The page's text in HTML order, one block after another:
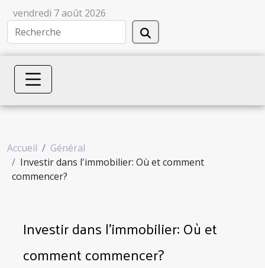
vendredi 7 août 2026
Accueil
Général
Investir dans l'immobilier: Où et comment
commencer?
Investir dans l'immobilier: Où et
comment commencer?